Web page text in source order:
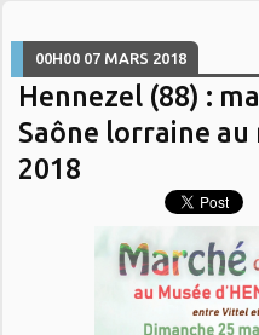
00H00 07 MARS 2018
Hennezel (88) :
Saône lorraine au
2018